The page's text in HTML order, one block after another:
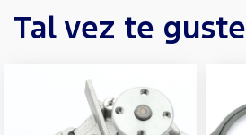
Tal vez te guste